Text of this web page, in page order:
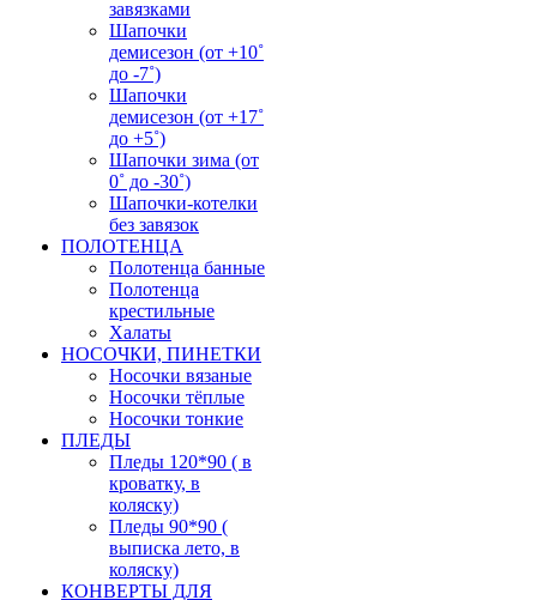
завязками
Шапочки
демисезон (от +10˚
до -7˚)
Шапочки
демисезон (от +17˚
до +5˚)
Шапочки зима (от
0˚ до -30˚)
Шапочки-котелки
без завязок
ПОЛОТЕНЦА
Полотенца банные
Полотенца
крестильные
Халаты
НОСОЧКИ, ПИНЕТКИ
Носочки вязаные
Носочки тёплые
Носочки тонкие
ПЛЕДЫ
Пледы 120*90 ( в
кроватку, в
коляску)
Пледы 90*90 (
выписка лето, в
коляску)
КОНВЕРТЫ ДЛЯ